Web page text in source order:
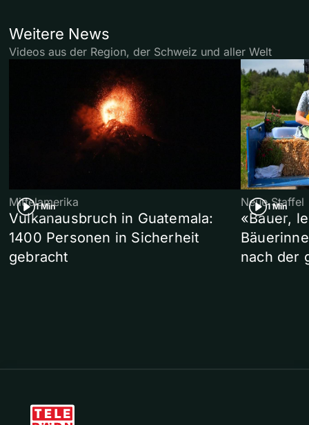
Weitere News
Videos aus der Region, der Schweiz und aller Welt
1 Min
Mittelamerika
Vulkanausbruch in Guatemala:
1400 Personen in Sicherheit
gebracht
1 Min
Neue Staffel
«Bauer,
nach der